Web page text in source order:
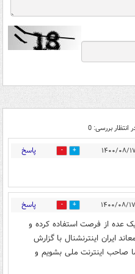
انتظار بررسی: 0
1 پاسخ
4 پاسخ
عده از فرصت استفاده کرده و
ایران اینترنشنال با گزارش
صاحب اینترنت ملی بشویم و